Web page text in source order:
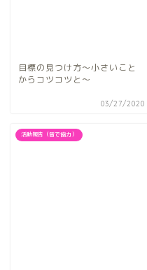
目標の見つけ方〜小さいこと
からコツコツと〜
03/27/2020
活動報告（皆で協力）